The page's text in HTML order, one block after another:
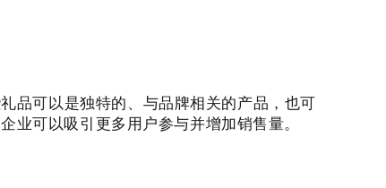
品可以是独特的、与品牌相关的产品，也可
业可以吸引更多用户参与并增加销售量。